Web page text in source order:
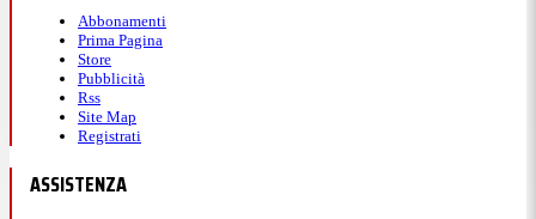
Abbonamenti
Prima Pagina
Store
Pubblicità
Rss
Site Map
Registrati
ASSISTENZA